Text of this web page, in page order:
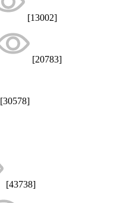
[13002]
[20783]
[30578]
[43738]